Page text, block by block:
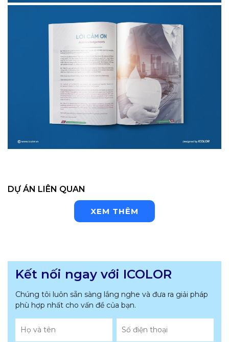
DỰ ÁN LIÊN QUAN
XEM THÊM
Kết nối ngay với ICOLOR
Chúng tôi luôn sẵn sàng lắng nghe và đưa ra giải pháp
phù hợp nhất cho vấn đề của bạn.